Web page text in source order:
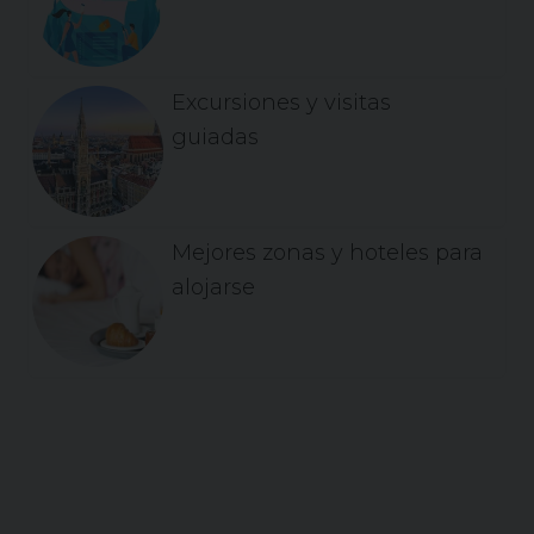
Excursiones y visitas
guiadas
Mejores zonas y hoteles para
alojarse